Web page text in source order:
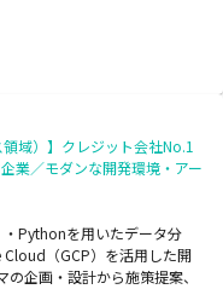
域）】クレジット会社No.1
業／モダンな開発環境・アー
Pythonを用いたデータ分
（GCP）を活用した開
企画・設計から施策提案、